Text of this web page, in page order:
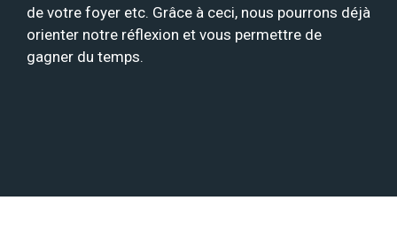
de votre foyer etc. Grâce à ceci, nous pourrons déjà
orienter notre réflexion et vous permettre de
gagner du temps.